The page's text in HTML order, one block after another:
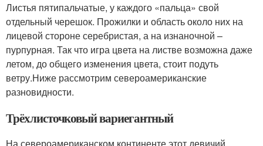
Листья пятипальчатые, у каждого «пальца» свой
отдельный черешок. Прожилки и область около них на
лицевой стороне серебристая, а на изнаночной –
пурпурная. Так что игра цвета на листве возможна даже
летом, до общего изменения цвета, стоит подуть
ветру.Ниже рассмотрим североамериканские
разновидности.
Трёхлисточковый вариегантный